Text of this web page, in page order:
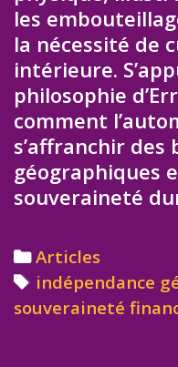
les
la nécessité de
intérieure.
philosophie
comment
s’affranchir des
géographiques
souveraineté
Categories
Articles
Tags
indépendance
souveraineté